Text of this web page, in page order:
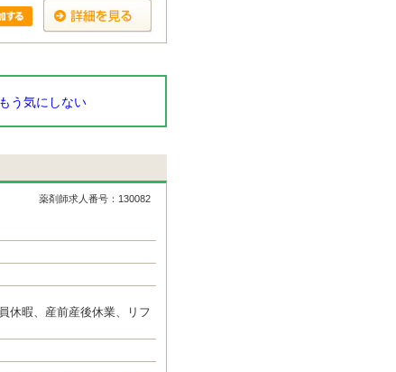
う気にしない
薬剤師求人番号：130082
休暇、産前産後休業、リフ